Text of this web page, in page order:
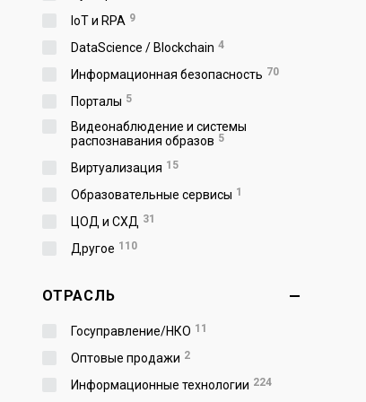
IoT и RPA 9
DataScience / Blockchain 4
Информационная безопасность 70
Порталы 5
Видеонаблюдение и системы
распознавания образов 5
Виртуализация 15
Образовательные сервисы 1
ЦОД и СХД 31
Другое 110
ОТРАСЛЬ
Госуправление/НКО 11
Оптовые продажи 2
Информационные технологии 224